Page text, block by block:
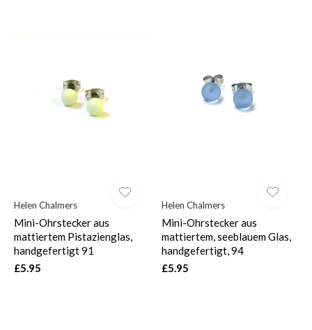
Helen Chalmers
Mini-Ohrstecker aus
mattiertem Pistazienglas,
handgefertigt 91
£5.95
Helen Chalmers
Mini-Ohrstecker aus
mattiertem, seeblauem Glas,
handgefertigt, 94
£5.95